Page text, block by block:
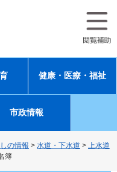
健康・医療・福祉
市政情報
の情報 > 水道・下水道 > 上水道
簿